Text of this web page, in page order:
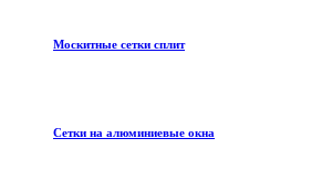
Москитные сетки сплит
Сетки на алюминиевые окна